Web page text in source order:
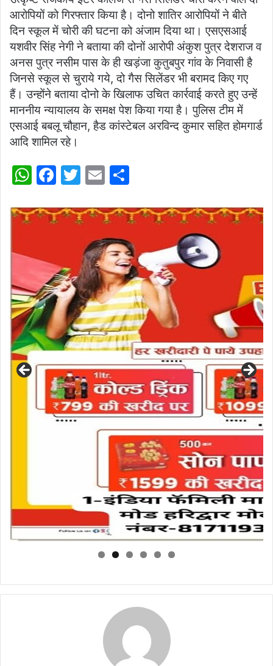
p
p
o
o
k
आरोपियों को गिरफ्तार किया है। दोनो शातिर आरोपियों ने बीते
दिन स्कूल में चोरी की घटना को अंजाम दिया था। एसएसआई
यशवीर सिंह नेगी ने बताया की दोनों आरोपी अंकुश पुत्र देशराज व
अनस पुत्र नसीम पास के ही खड़ंजा कुतुबपुर गांव के निवासी है
जिनसे स्कूल से चुराये गये, दो गैस सिलेंडर भी बरामद किए गए
हैं। उन्होंने बताया दोनो के खिलाफ उचित कार्रवाई करते हुए उन्हें
माननीय न्यायालय के समक्ष पेश किया गया है। पुलिस टीम में
एसआई बबलू चौहान, हैड कांस्टेबल अरविन्द कुमार सहित होमगार्ड
आदि शामिल रहे।
W
at
A
p
p
F
c
o
o
k
T
itt
er
E
ai
l
ar
e